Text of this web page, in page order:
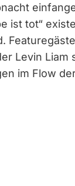
ist tot“
Levin Liam
im Flow